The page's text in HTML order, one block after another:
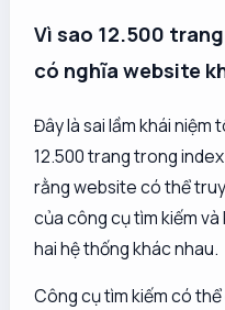
Vì sao 12.500
có nghĩa website
Đây là sai lầm khái niệm
12.500 trang trong
rằng website có thể
của công cụ tìm kiếm
hai hệ thống khác nhau.
Công cụ tìm kiếm có